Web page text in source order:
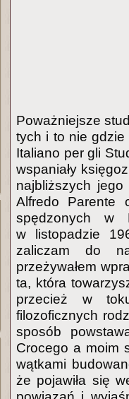
Poważniejsze
tych i to nie gdzie
Italiano per gli
wspaniały
najbliższych jego
Alfredo Parente
spędzonych w
w listopadzie
zaliczam do
przeżywałem
ta, która
przecież w
filozoficznych
sposób
Crocego a moim
wątkami
że pojawiła się